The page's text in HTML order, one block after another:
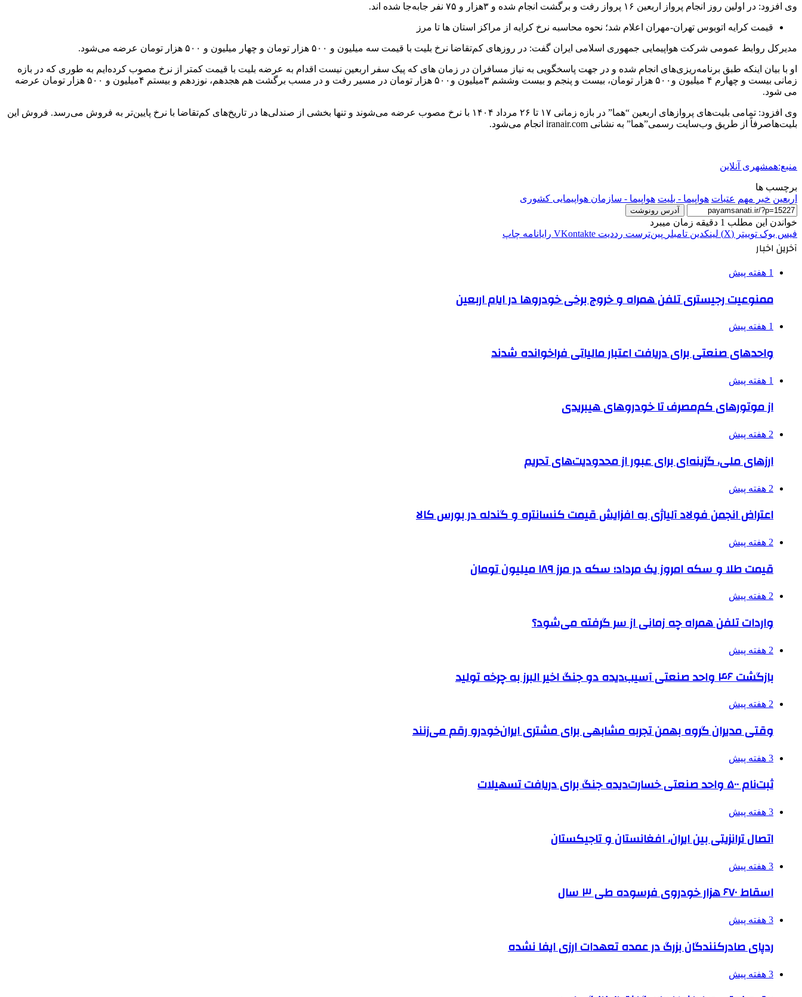
وی افزود: در اولین روز انجام پرواز اربعین ۱۶ پرواز رفت و برگشت انجام شده و ۳هزار و ۷۵ نفر جابه‌جا شده اند.
قیمت کرایه اتوبوس تهران-مهران اعلام شد؛ نحوه محاسبه نرخ کرایه از مراکز استان ها تا مرز
مدیرکل روابط عمومی شرکت هواپیمایی جمهوری اسلامی ایران گفت: در روزهای کم‌تقاضا نرخ بلیت با قیمت سه میلیون و ۵۰۰ هزار تومان و چهار میلیون و ۵۰۰ هزار تومان عرضه می‌شود.
او با بیان اینکه طبق برنامه‌ریزی‌های انجام شده و در جهت پاسخگویی به نیاز مسافران در زمان های که‌ پیک سفر اربعین نیست اقدام به عرضه بلیت با قیمت کمتر از نرخ مصوب کرده‌ایم به طوری که‌ در بازه
زمانی بیست و چهارم ۴ میلیون و۵۰۰ هزار تومان، بیست و پنجم و بیست وششم ۳میلیون و۵۰۰ هزار تومان در مسیر رفت و در مسب برگشت هم هجدهم، نوزدهم و بیستم ۴میلیون و ۵۰۰ هزار تومان عرضه
می شود.
وی افزود: تمامی بلیت‌های پروازهای اربعین “هما” در بازه زمانی ۱۷ تا ۲۶ مرداد ۱۴۰۴ با نرخ مصوب عرضه می‌شوند و تنها بخشی از صندلی‌ها در تاریخ‌های کم‌تقاضا با نرخ پایین‌تر به فروش می‌رسد. فروش این
بلیت‌هاصرفاً از طریق وب‌سایت رسمی”هما” به نشانی iranair.com انجام می‌شود.
منبع:همشهری آنلاین
برچسب ها
اربعين خبر مهم عتبات هواپیما - بلیت هواپیما - سازمان هواپیمایی کشوری
آدرس رونوشت
خواندن این مطلب 1 دقیقه زمان میبرد
فیس بوک توییتر (X) لینکدین ‫تامبلر ‫پین‌ترست ‫رددیت ‫VKontakte رایانامه چاپ
آخرین اخبار
1 هفته پیش
ممنوعیت رجیستری تلفن همراه و خروج برخی خودروها در ایام اربعین
1 هفته پیش
واحدهای صنعتی برای دریافت اعتبار مالیاتی فراخوانده شدند
1 هفته پیش
از موتورهای کم‌مصرف تا خودروهای هیبریدی
2 هفته پیش
ارزهای ملی، گزینه‌ای برای عبور از محدودیت‌های تحریم
2 هفته پیش
اعتراض انجمن فولاد آلیاژی به افزایش قیمت کنسانتره و گندله در بورس کالا
2 هفته پیش
قیمت طلا و سکه امروز یک مرداد؛ سکه در مرز ۱۸۹ میلیون تومان
2 هفته پیش
واردات تلفن همراه چه زمانی از سر گرفته می‌شود؟
2 هفته پیش
بازگشت ۴۶ واحد صنعتی آسیب‌دیده دو جنگ اخیر البرز به چرخه تولید
2 هفته پیش
وقتی مدیران گروه بهمن تجربه مشابهی برای مشتری ایران‌خودرو رقم می‌زنند
3 هفته پیش
ثبت‌نام ۵۰۰ واحد صنعتی خسارت‌دیده جنگ برای دریافت تسهیلات
3 هفته پیش
اتصال ترانزیتی بین ایران، افغانستان و تاجیکستان
3 هفته پیش
اسقاط ۶۷۰ هزار خودروی فرسوده طی ۳ سال
3 هفته پیش
ردپای صادرکنندگان بزرگ در عمده تعهدات ارزی ایفا نشده
3 هفته پیش